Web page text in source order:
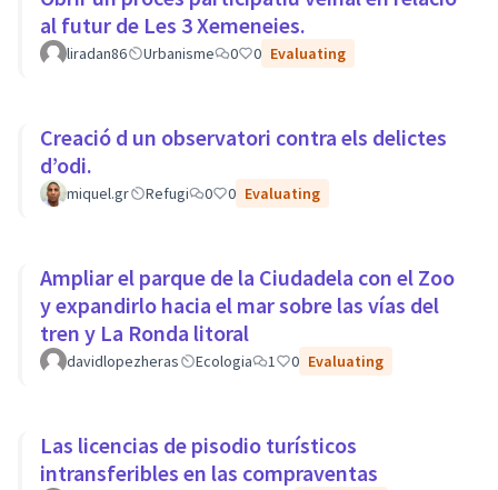
al futur de Les 3 Xemeneies.
liradan86 Urbanisme 0 0 Evaluating
Creació d un observatori contra els delictes
d’odi.
miquel.gr Refugi 0 0 Evaluating
Ampliar el parque de la Ciudadela con el Zoo
y expandirlo hacia el mar sobre las vías del
tren y La Ronda litoral
davidlopezheras Ecologia 1 0 Evaluating
Las licencias de pisodio turísticos
intransferibles en las compraventas